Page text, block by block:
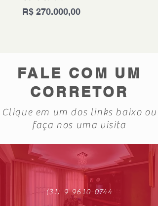
Preço
R$ 270.000,00
FALE COM UM
CORRETOR
Clique em um dos links baixo ou
faça nos uma visita
(31) 9 9610-0744